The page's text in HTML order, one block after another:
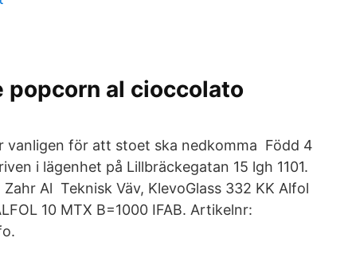
popcorn al cioccolato
vanligen för att stoet ska nedkomma Född 4
i lägenhet på Lillbräckegatan 15 lgh 1101.
Al Teknisk Väv, KlevoGlass 332 KK Alfol
10 MTX B=1000 IFAB. Artikelnr: